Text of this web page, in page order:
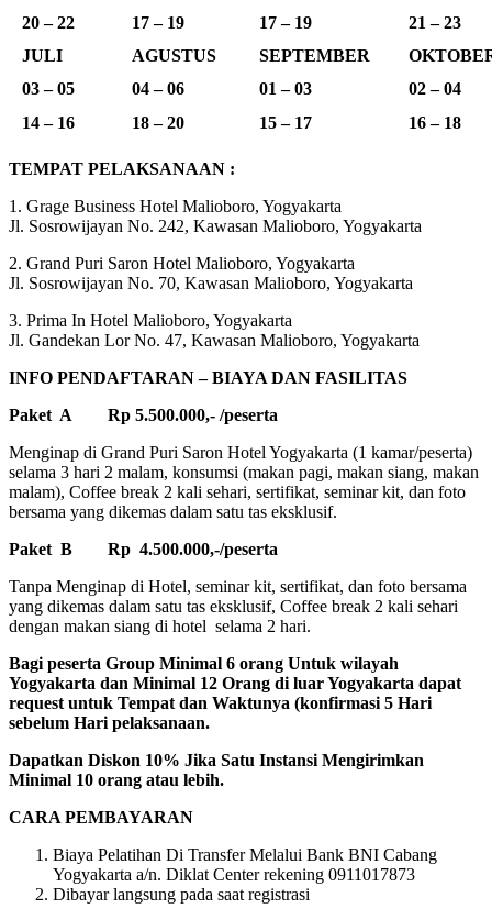
20 – 22
17 – 19 17 – 19
21 – 23
JULI
AGUSTUS SEPTEMBER
03 – 05
04 – 06 01 – 03
02 – 04
14 – 16
18 – 20 15 – 17 16 – 18
TEMPAT PELAKSANAAN :
1. Grage Business Hotel Malioboro, Yogyakarta
Jl. Sosrowijayan No. 242, Kawasan Malioboro, Yogyakarta
2. Grand Puri Saron Hotel Malioboro, Yogyakarta
Jl. Sosrowijayan No. 70, Kawasan Malioboro, Yogyakarta
3. Prima In Hotel Malioboro, Yogyakarta
Jl. Gandekan Lor No. 47, Kawasan Malioboro, Yogyakarta
INFO PENDAFTARAN – BIAYA DAN FASILITAS
Paket A Rp 5.500.000,- /peserta
Menginap di Grand Puri Saron Hotel Yogyakarta (1 kamar/peserta)
selama 3 hari 2 malam, konsumsi (makan pagi, makan siang, makan
malam), Coffee break 2 kali sehari, sertifikat, seminar kit, dan foto
bersama yang dikemas dalam satu tas eksklusif.
Paket B Rp 4.500.000,-/peserta
Tanpa Menginap di Hotel, seminar kit, sertifikat, dan foto bersama
yang dikemas dalam satu tas eksklusif, Coffee break 2 kali sehari
dengan makan siang di hotel selama 2 hari.
Bagi peserta Group Minimal 6 orang Untuk wilayah
Yogyakarta dan Minimal 12 Orang di luar Yogyakarta dapat
request untuk Tempat dan Waktunya (konfirmasi 5 Hari
sebelum Hari pelaksanaan.
Dapatkan Diskon 10% Jika Satu Instansi Mengirimkan
Minimal 10 orang atau lebih.
CARA PEMBAYARAN
Biaya Pelatihan Di Transfer Melalui Bank BNI Cabang
Yogyakarta a/n. Diklat Center rekening 0911017873
Dibayar langsung pada saat registrasi